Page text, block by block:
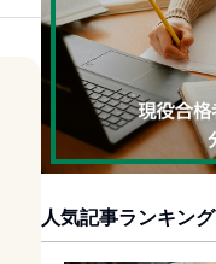
人気記事ランキング